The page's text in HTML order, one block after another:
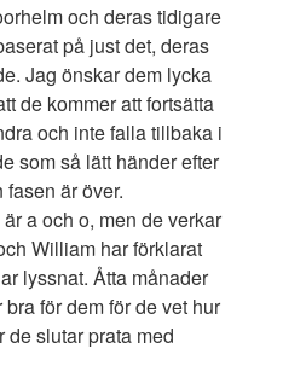
och deras tidigare
på just det, deras
Jag önskar dem lycka
de kommer att fortsätta
och inte falla tillbaka i
som så lätt händer efter
är över.
a och o, men de verkar
William har förklarat
lyssnat. Åtta månader
för dem för de vet hur
de slutar prata med